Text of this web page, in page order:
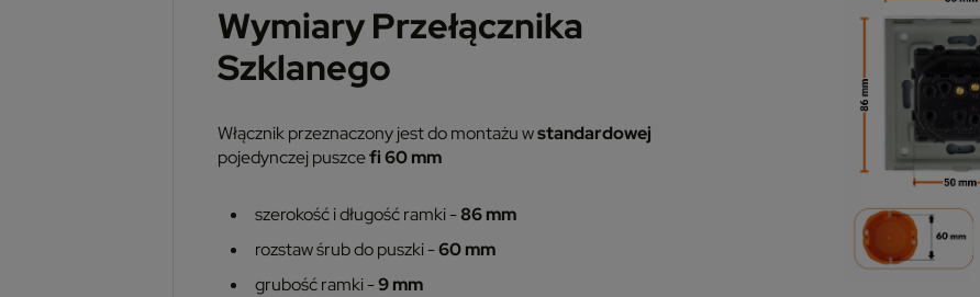
Wymiary Przełącznika
Szklanego
Włącznik przeznaczony jest do montażu wstandardowej
pojedynczej puszcefi 60 mm
szerokość i długość ramki -86 mm
rozstaw śrub do puszki -60 mm
grubość ramki -9 mm